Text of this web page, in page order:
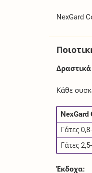
NexGard
Κάθε
NexGard
Γάτες
Γάτες
Έκδοχα: